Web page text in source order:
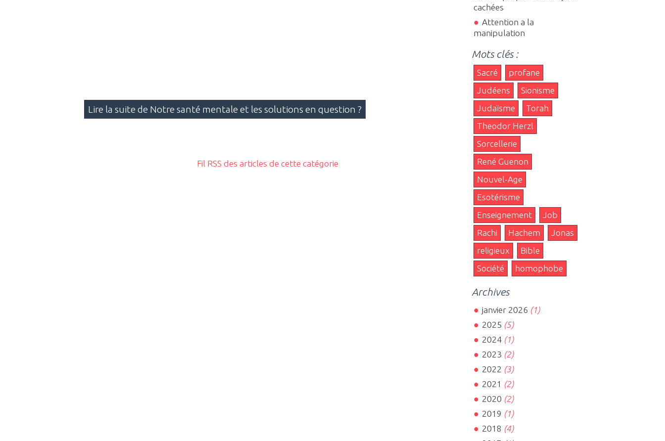
Lire la suite de Notre santé mentale et les solutions en question ?
Fil RSS des articles de cette catégorie
cachées
Attention a la
manipulation
Mots clés :
Sacré
profane
Judéens
Sionisme
Judaïsme
Torah
Theodor Herzl
Sorcellerie
René Guenon
Nouvel-Age
Esotérisme
Enseignement
Job
Rachi
Hachem
Jonas
religieux
Bible
Société
homophobe
Archives
janvier 2026 (1)
2025 (5)
2024(1)
2023 (2)
2022 (3)
2021 (2)
2020 (2)
2019 (1)
2018 (4)